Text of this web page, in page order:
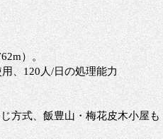
）。
、120人/日の処理能力
方式、飯豊山・梅花皮木小屋も